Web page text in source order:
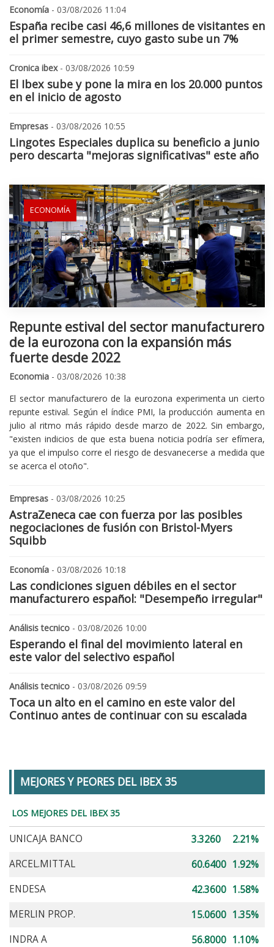
Economía - 03/08/2026 11:04
España recibe casi 46,6 millones de visitantes en
el primer semestre, cuyo gasto sube un 7%
Cronica ibex- 03/08/2026 10:59
El Ibex sube y pone la mira en los 20.000 puntos
en el inicio de agosto
Empresas - 03/08/2026 10:55
Lingotes Especiales duplica su beneficio a junio
pero descarta "mejoras significativas" este año
ECONOMÍA
Repunte estival del sector manufacturero
de la eurozona con la expansión más
fuerte desde 2022
Economia - 03/08/2026 10:38
El sector manufacturero de la eurozona experimenta un cierto
repunte estival. Según el índice PMI, la producción aumenta en
julio al ritmo más rápido desde marzo de 2022. Sin embargo,
"existen indicios de que esta buena noticia podría ser efímera,
ya que el impulso corre el riesgo de desvanecerse a medida que
se acerca el otoño".
Empresas - 03/08/2026 10:25
AstraZeneca cae con fuerza por las posibles
negociaciones de fusión con Bristol-Myers
Squibb
Economía - 03/08/2026 10:18
Las condiciones siguen débiles en el sector
manufacturero español: "Desempeño irregular"
Análisis tecnico - 03/08/2026 10:00
Esperando el final del movimiento lateral en
este valor del selectivo español
Análisis tecnico - 03/08/2026 09:59
Toca un alto en el camino en este valor del
Continuo antes de continuar con su escalada
MEJORES Y PEORES DEL IBEX 35
LOS MEJORES DEL IBEX 35
UNICAJA BANCO 3.3260
2.21%
ARCEL.MITTAL
60.6400 1.92%
ENDESA
42.3600 1.58%
MERLIN PROP.
15.0600 1.35%
INDRA A
56.8000 1.10%